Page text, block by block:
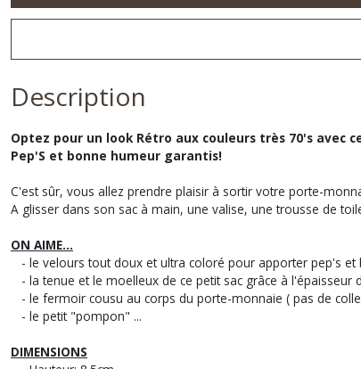
Description
Optez pour un look Rétro aux couleurs très 70's avec
Pep'S et bonne humeur garantis!
C'est sûr, vous allez prendre plaisir à sortir votre porte-
A glisser dans son sac à main, une valise, une trousse de
ON AIME...
- le velours tout doux et ultra coloré pour apporter pep's
- la tenue et le moelleux de ce petit sac grâce à
- le fermoir cousu au corps du porte-monnaie ( pas de
- le petit "pompon" ...
DIMENSIONS